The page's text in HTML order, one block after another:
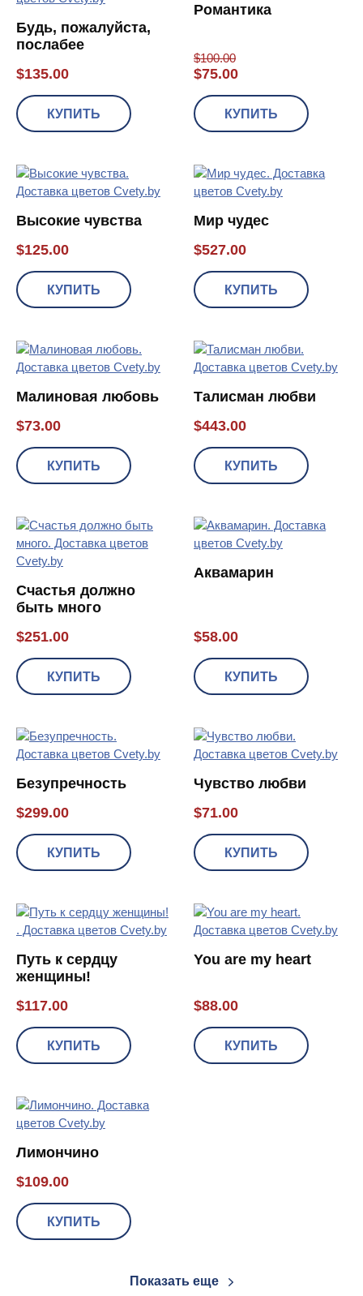
Будь, пожалуйста,
послабее
$135.00
КУПИТЬ
Романтика
$100.00
$75.00
КУПИТЬ
Высокие чувства
$125.00
КУПИТЬ
Мир чудес
$527.00
КУПИТЬ
Малиновая любовь
$73.00
КУПИТЬ
Талисман любви
$443.00
КУПИТЬ
Счастья должно
быть много
$251.00
КУПИТЬ
Аквамарин
$58.00
КУПИТЬ
Безупречность
$299.00
КУПИТЬ
Чувство любви
$71.00
КУПИТЬ
Путь к сердцу
женщины!
$117.00
КУПИТЬ
You are my heart
$88.00
КУПИТЬ
Лимончино
$109.00
КУПИТЬ
Показать еще